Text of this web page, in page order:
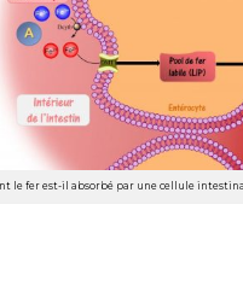
le fer est-il absorbé par une cellule